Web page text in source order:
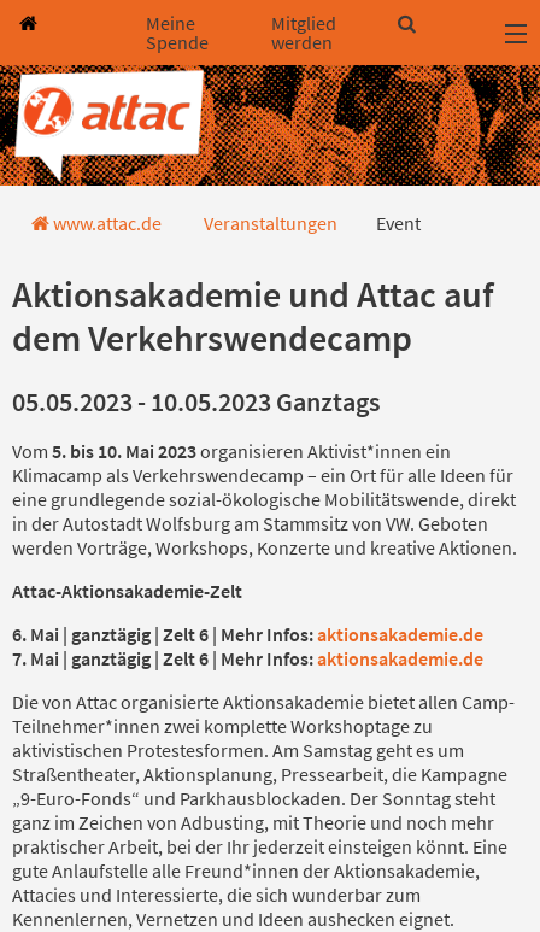
Direkt zum Hauptinhalt springen
Direkt zur Haupt-Navigation springen
Direkt zur Service-Navigation springen
Direkt zur Footer-Navigation springen
Direkt zum Footerinhalt springen
Meine
Spende
Mitglied
werden
Eventwww.attac.de Veranstaltungen Event
Aktionsakademie und Attac auf
dem Verkehrswendecamp
05.05.2023 - 10.05.2023 Ganztags
Vom 5. bis 10. Mai 2023organisieren Aktivist*innen ein
Klimacamp als Verkehrswendecamp – ein Ort für alle Ideen für
eine grundlegende sozial-ökologische Mobilitätswende, direkt
in der Autostadt Wolfsburg am Stammsitz von VW. Geboten
werden Vorträge, Workshops, Konzerte und kreative Aktionen.
Attac-Aktionsakademie-Zelt
6. Mai | ganztägig | Zelt 6 | Mehr Infos:aktionsakademie.de
7. Mai | ganztägig | Zelt 6 | Mehr Infos:aktionsakademie.de
Die von Attac organisierte Aktionsakademie bietet allen Camp-
Teilnehmer*innen zwei komplette Workshoptage zu
aktivistischen Protestesformen. Am Samstag geht es um
Straßentheater, Aktionsplanung, Pressearbeit, die Kampagne
„9-Euro-Fonds“ und Parkhausblockaden. Der Sonntag steht
ganz im Zeichen von Adbusting, mit Theorie und noch mehr
praktischer Arbeit, bei der Ihr jederzeit einsteigen könnt. Eine
gute Anlaufstelle alle Freund*innen der Aktionsakademie,
Attacies und Interessierte, die sich wunderbar zum
Kennenlernen, Vernetzen und Ideen aushecken eignet.